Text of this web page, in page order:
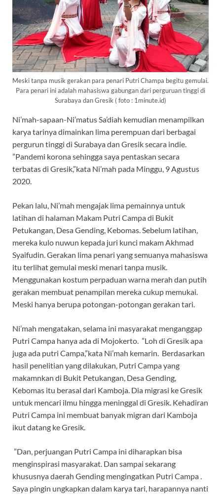
Meski tanpa musik gerakan para penari Putri Champa begitu gemulai.
Para penari ini adalah mahasiswa gabungan dari perguruan tinggi di
Surabaya dan Gresik ( foto : 1minute.id)
Ni’mah-sapaan-Ni’matus Sa’diah kemudian menampilkan
karya tarinya dimainkan lima perempuan dari berbagai
pergurun tinggi di Surabaya dan Gresik secara indie.
”Pandemi korona sehingga saya pentaskan secara
terbatas di Gresik,”kata Ni’mah pada Minggu, 9 Agustus
2020.
Pekan lalu, Ni’mah mengajak lima pemainnya untuk
latihan di halaman Makam Putri Campa di Bukit
Petukangan, Desa Gending, Kebomas. Sebelum latihan,
mereka kulo nuwun kepada juri kunci makam Akhmad
Syaifudin. Gerakan lima penari yang semuanya mahasiswa
itu terlihat gemulai meski menari tanpa musik.
Menggunakan kostum perpaduan warna merah dan putih
gerakan membuat penampilan mereka cukup memukai.
Meski hanya berupa potongan-potongan gerakan tari.
Ni’mah mengatakan, selama ini masyarakat menganggap
Putri Campa hanya ada di Mojokerto. ”Loh di Gresik apa
juga ada putri Campa,”kata Ni’mah kemarin. Berdasarkan
hasil penelitian yang dilakukan, Putri Campa yang
makamnkan di Bukit Petukangan, Desa Gending,
Kebomas itu berasal dari Kamboja. Dia migrasi ke Gresik
untuk mencari ilmu hingga meninggal di Gresik. Kehadiran
Putri Campa ini membuat banyak migran dari Kamboja
ikut datang ke Gresik.
”Dan, perjuangan Putri Campa ini diharapkan bisa
menginspirasi masyarakat. Dan sampai sekarang
khususnya daerah Gending mengingatkan Putri Campa .
Saya pingin ungkapkan dalam karya tari, harapannya nanti